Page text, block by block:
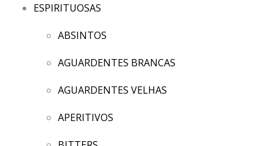
ESPIRITUOSAS
ABSINTOS
AGUARDENTES BRANCAS
AGUARDENTES VELHAS
APERITIVOS